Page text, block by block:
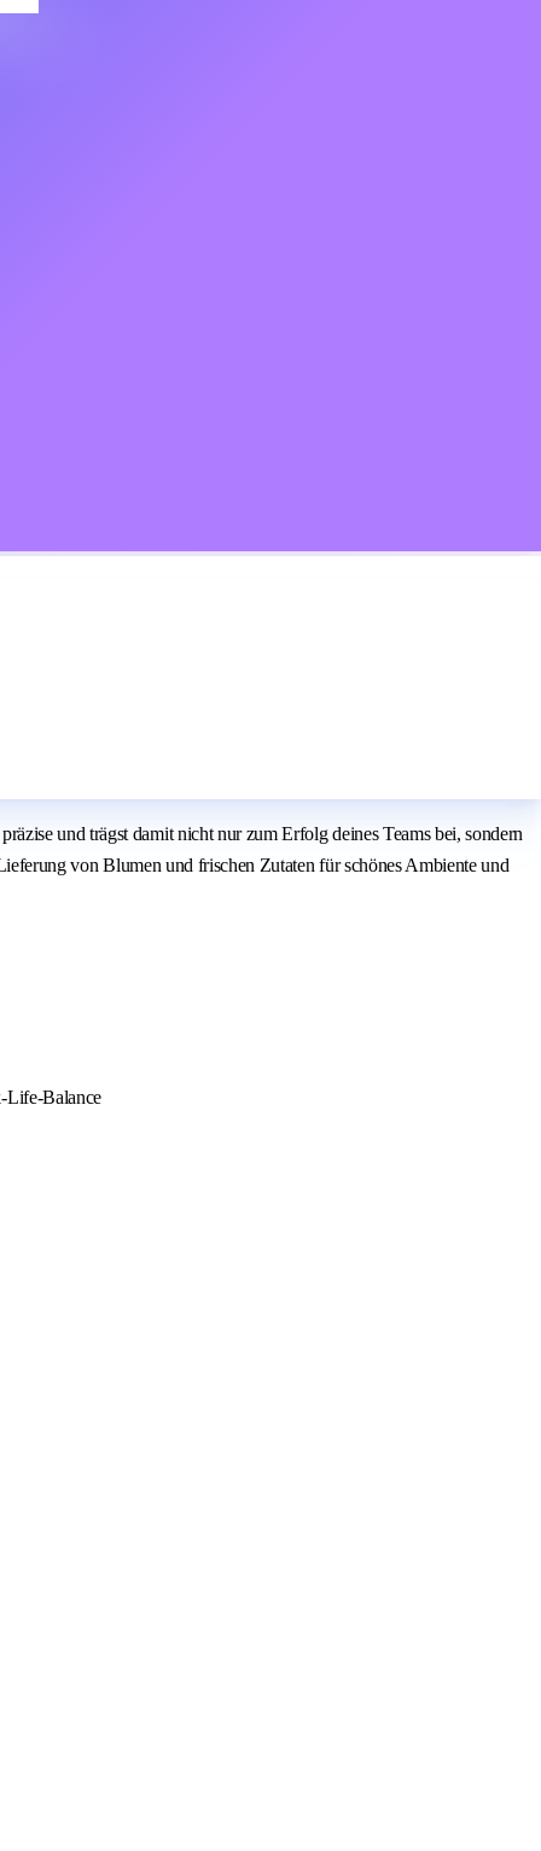
und trägst damit nicht nur zum Erfolg deines Teams bei, sondern
von Blumen und frischen Zutaten für schönes Ambiente und
Life-Balance